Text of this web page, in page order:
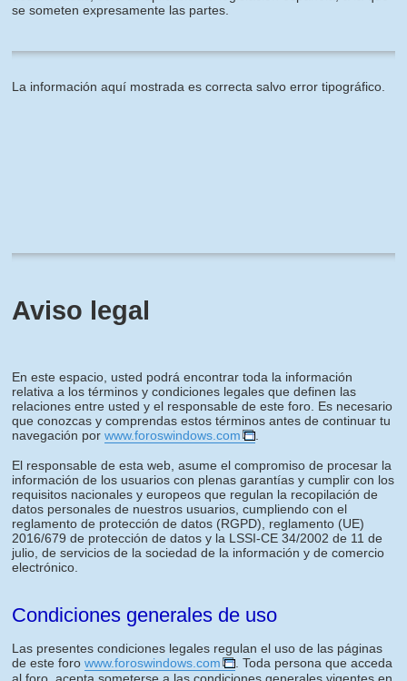
se someten expresamente las partes.
La información aquí mostrada es correcta salvo error tipográfico.
Aviso legal
En este espacio, usted podrá encontrar toda la información
relativa a los términos y condiciones legales que definen las
relaciones entre usted y el responsable de este foro. Es necesario
que conozcas y comprendas estos términos antes de continuar tu
navegación por www.foroswindows.com
El responsable de esta web, asume el compromiso de procesar la
información de los usuarios con plenas garantías y cumplir con los
requisitos nacionales y europeos que regulan la recopilación de
datos personales de nuestros usuarios, cumpliendo con el
reglamento de protección de datos (RGPD), reglamento (UE)
2016/679 de protección de datos y la LSSI-CE 34/2002 de 11 de
julio, de servicios de la sociedad de la información y de comercio
electrónico.
Condiciones generales de uso
Las presentes condiciones legales regulan el uso de las páginas
de este foro www.foroswindows.com
. Toda persona que acceda